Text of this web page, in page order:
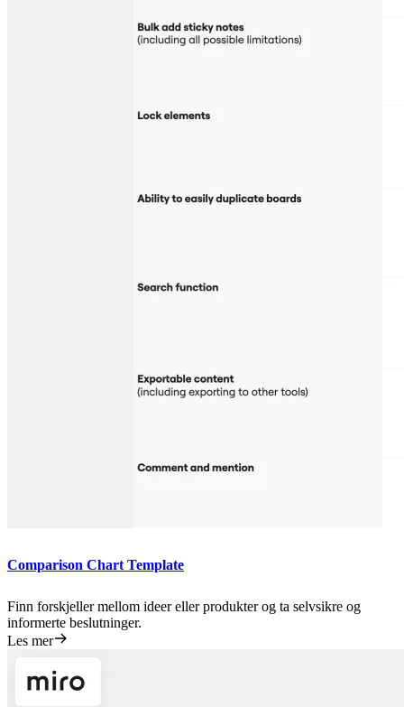
Comparison Chart Template
Finn forskjeller mellom ideer eller produkter og ta selvsikre og
informerte beslutninger.
Les mer